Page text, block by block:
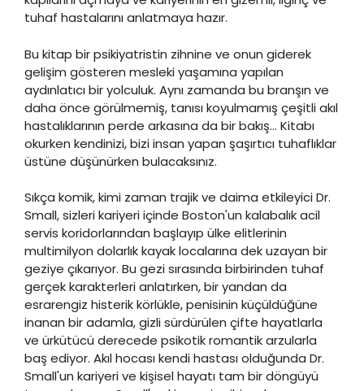
tuhaf hastalarını anlatmaya hazır.
Bu kitap bir psikiyatristin zihnine ve onun giderek
gelişim gösteren mesleki yaşamına yapılan
aydınlatıcı bir yolculuk. Aynı zamanda bu branşın ve
daha önce görülmemiş, tanısı koyulmamış çeşitli akıl
hastalıklarının perde arkasına da bir bakış… Kitabı
okurken kendinizi, bizi insan yapan şaşırtıcı tuhaflıklar
üstüne düşünürken bulacaksınız.
Sıkça komik, kimi zaman trajik ve daima etkileyici Dr.
Small, sizleri kariyeri içinde Boston'un kalabalık acil
servis koridorlarından başlayıp ülke elitlerinin
multimilyon dolarlık kayak localarına dek uzayan bir
geziye çıkarıyor. Bu gezi sırasında birbirinden tuhaf
gerçek karakterleri anlatırken, bir yandan da
esrarengiz histerik körlükle, penisinin küçüldüğüne
inanan bir adamla, gizli sürdürülen çifte hayatlarla
ve ürkütücü derecede psikotik romantik arzularla
baş ediyor. Akıl hocası kendi hastası olduğunda Dr.
Small'un kariyeri ve kişisel hayatı tam bir döngüyü